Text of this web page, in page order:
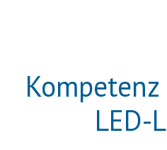
LED-